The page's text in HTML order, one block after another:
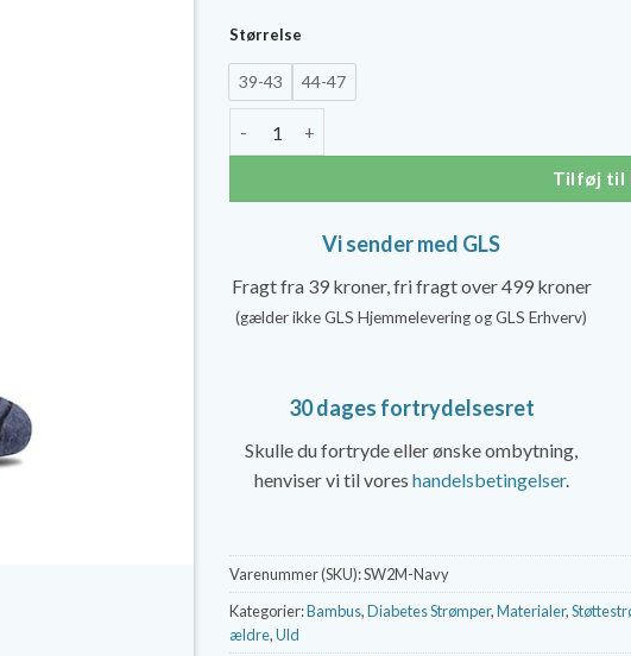
Størrelse
39-43 44-47
Tilføj til
Vi sender med GLS
Fragt fra 39 kroner, fri fragt over 499 kroner
(gælder ikke GLS Hjemmelevering og GLS Erhverv)
30 dages fortrydelsesret
Skulle du fortryde eller ønske ombytning,
henviser vi til vores handelsbetingelser.
Varenummer (SKU):SW2M-Navy
Kategorier:Bambus,Diabetes Strømper,Materialer,
ældre,Uld